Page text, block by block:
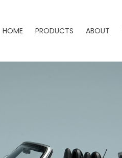
HOME PRODUCTS ABOUT